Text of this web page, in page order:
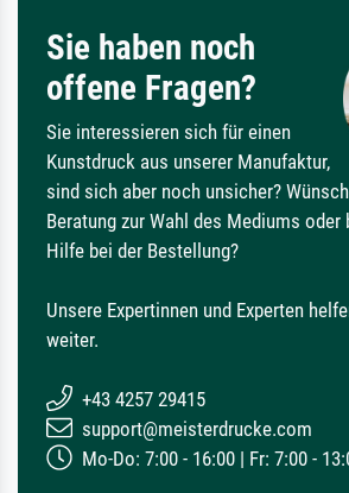
Sie haben noch
offene Fragen?
Sie interessieren sich für einen
Kunstdruck aus unserer Manufaktur,
sind sich aber noch unsicher?
Beratung zur Wahl des Mediums oder
Hilfe bei der Bestellung?
Unsere Expertinnen und Experten
weiter.
+43 4257 29415
support@meisterdrucke.com
Mo-Do: 7:00 - 16:00 | Fr: 7:00 -